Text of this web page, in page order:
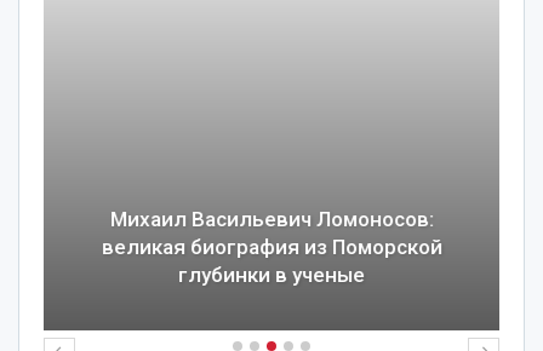
Михаил Васильевич Ломоносов:
великая биография из Поморской
глубинки в ученые